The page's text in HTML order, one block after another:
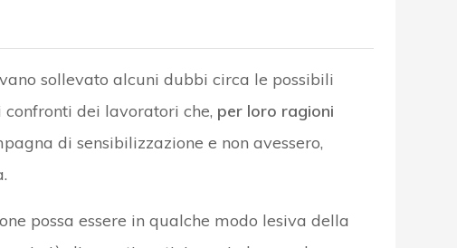
sollevato alcuni dubbi circa le possibili
dei lavoratori che, per loro ragioni
di sensibilizzazione e non avessero,
possa essere in qualche modo lesiva della